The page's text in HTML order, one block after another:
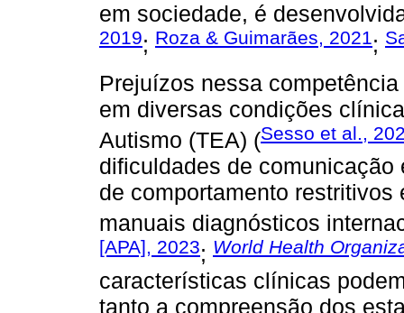
em sociedade, é
2019; Roza & Guimarães, 2021;
Prejuízos nessa
em diversas condições
Autismo (TEA) (Sesso et al.,
dificuldades de
de comportamento
manuais diagnósticos
[APA], 2023; World Health
características clínicas
tanto a compreensão dos